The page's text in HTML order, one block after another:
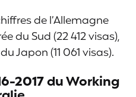
de l’Allemagne
du Sud (22 412 visas),
Japon (11 061 visas).
2017 du Working